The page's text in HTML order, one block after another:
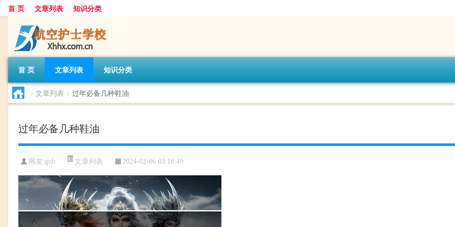
首 页 文章列表 知识分类
首 页 文章列表 知识分类
> 文章列表 > 过年必备几种鞋油
过年必备几种鞋油
网友:gnb 文章列表 2024-02-06 03:18:49